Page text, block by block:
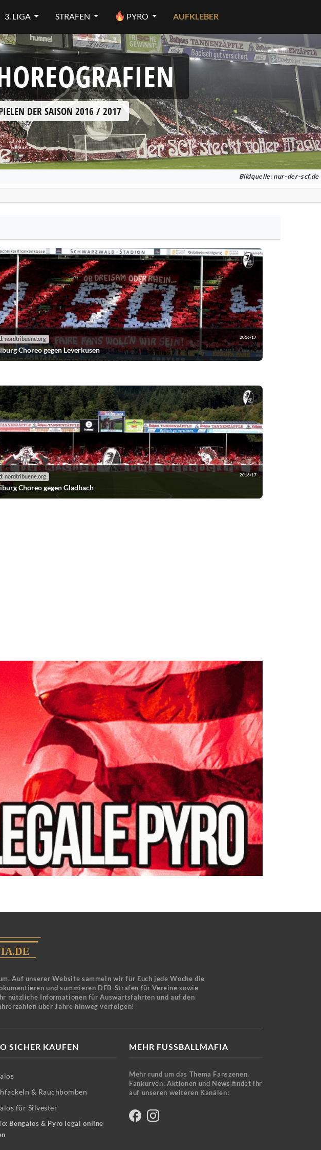
3. LIGA STRAFEN PYRO AUFKLEBER
DER SAISON 2016 / 2017
Bildquelle: nur-der-scf.de
alle Saisons anzeigen.
nordtribuene.org 2016/17
Choreo gegen Leverkusen
nordtribuene.org 2016/17
Choreo gegen Gladbach
Auf unserer Website sammeln wir für Euch jede Woche die
und summieren DFB-Strafen für Vereine sowie
nützliche Informationen für Auswärtsfahrten und auf den
über Jahre hinweg verfolgen!
SICHER KAUFEN
& Rauchbomben
für Silvester
Bengalos & Pyro legal online
MEHR FUSSBALLMAFIA
Mehr rund um das Thema Fanszenen,
Fankurven, Aktionen und News findet ihr
auf unseren weiteren Kanälen: